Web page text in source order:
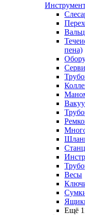
пена)
Весы
Ещё